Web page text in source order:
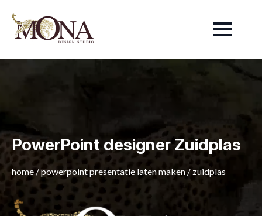
PowerPoint designer Zuidplas
home /powerpoint presentatie laten maken / zuidplas